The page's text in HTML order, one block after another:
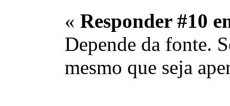
« Responder #10
Depende da fonte.
mesmo que seja